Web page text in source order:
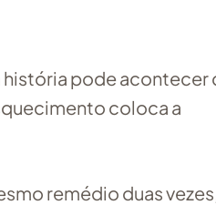
história pode acontecer
coloca a
remédio duas